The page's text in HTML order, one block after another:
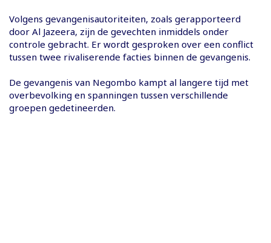
Volgens gevangenisautoriteiten, zoals gerapporteerd
door Al Jazeera, zijn de gevechten inmiddels onder
controle gebracht. Er wordt gesproken over een conflict
tussen twee rivaliserende facties binnen de gevangenis.
De gevangenis van Negombo kampt al langere tijd met
overbevolking en spanningen tussen verschillende
groepen gedetineerden.